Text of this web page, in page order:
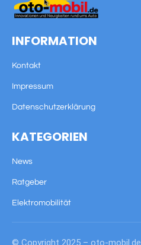
INFORMATION
Kontakt
Impressum
Datenschutzerklärung
KATEGORIEN
News
Ratgeber
Elektromobilität
© Copyright 2025 – oto-mobil.de